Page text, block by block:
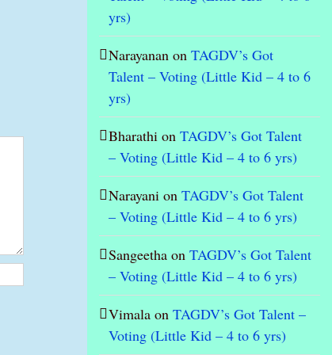
yrs)
Narayananon TAGDV’s Got
Talent – Voting (Little Kid – 4 to 6
yrs)
Bharathion TAGDV’s Got Talent
– Voting (Little Kid – 4 to 6 yrs)
Narayanion TAGDV’s Got Talent
– Voting (Little Kid – 4 to 6 yrs)
Sangeethaon TAGDV’s Got Talent
– Voting (Little Kid – 4 to 6 yrs)
Vimalaon TAGDV’s Got Talent –
Voting (Little Kid – 4 to 6 yrs)